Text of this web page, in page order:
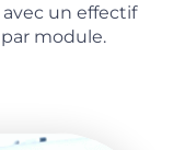
avec un effectif
par module.